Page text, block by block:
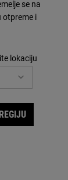
se na
otpreme i
lokaciju